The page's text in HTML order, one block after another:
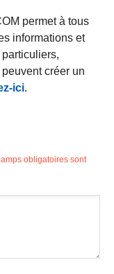
permet à tous
informations et
créer un
ici.
obligatoires sont